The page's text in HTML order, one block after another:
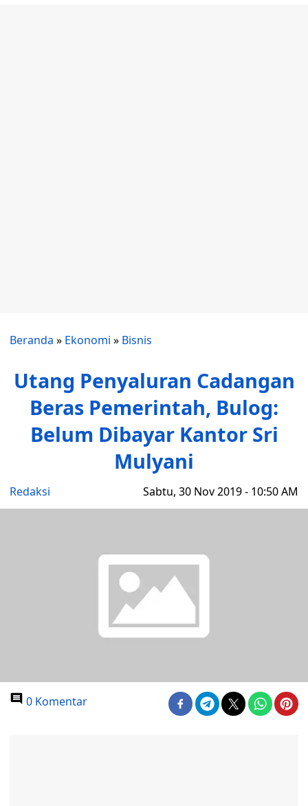
Beranda » Ekonomi » Bisnis
Utang Penyaluran Cadangan
Beras Pemerintah, Bulog:
Belum Dibayar Kantor Sri
Mulyani
Redaksi Sabtu, 30 Nov 2019 - 10:50 AM
0 Komentar